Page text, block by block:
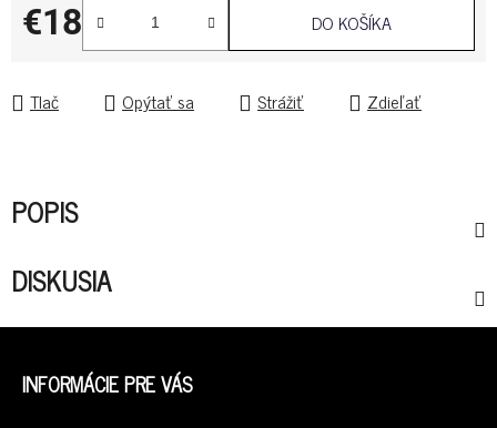
€18
Jednotková cena:
DO KOŠÍKA
Tlač Opýtať sa Strážiť Zdieľať
POPIS
DISKUSIA
Z
INFORMÁCIE PRE VÁS